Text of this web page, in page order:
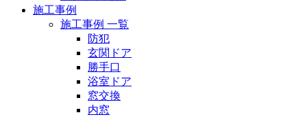
施工事例
施工事例 一覧
防犯
玄関ドア
勝手口
浴室ドア
窓交換
内窓